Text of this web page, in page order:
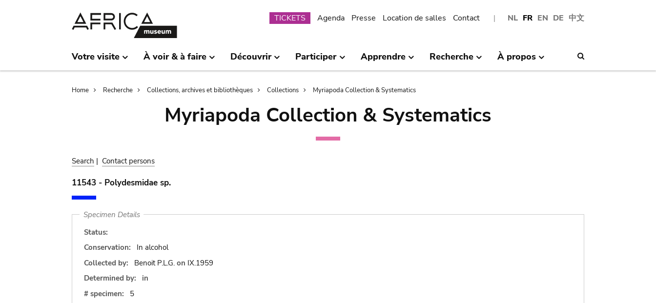
NL FR EN DE 中文
Submenu
TICKETS Agenda Presse Location de salles Contact
Votre visite À voir & à faire Découvrir Participer Apprendre Recherche À propos
Breadcrumb
Home Recherche Collections, archives et bibliothèques Collections Myriapoda Collection & Systematics
Myriapoda Collection & Systematics
Search | Contact persons
11543 - Polydesmidae sp.
Specimen Details
Status:
Conservation:
In alcohol
Collected by:
Benoit P.L.G. on IX.1959
Determined by:
in
# specimen:
5